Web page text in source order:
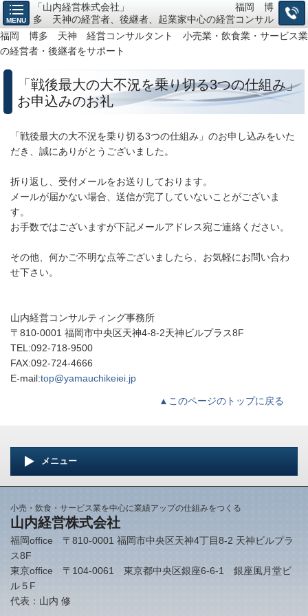
福岡 博多 天神 経営コンサルタント 小売業・飲食業・サービス業
の経営者・後継者をサポート
MENU
「山内経営株式会社」 福岡 博
多 天神の経営者、後継者、起業家中心の経営コンサル
タント、小売・飲食・サービス業の「経営戦略構築」か
ら「仕組作り」までお任せ下さい。
「戦後最大の大不況を乗り切る3つの仕組み」
お申込みのお礼
「戦後最大の大不況を乗り切る3つの仕組み」のお申し込みをいた
だき、誠にありがとうございました。
折り返し、受付メールをお送りしております。
メールが届かない場合、送信が完了していないことがございま
す。
お手数ではございますが下記メールアドレス宛ご連絡ください。
その他、何かご不明な点等ございましたら、お気軽にお問い合わ
せ下さい。
山内経営コンサルティング事務所
〒810-0001 福岡市中央区天神4-8-2天神ビルプラス8F
TEL:092-718-9500
FAX:092-724-4666
E-mail:top@yamauchikeiei.jp
▲このページのトップに戻る
メニュー
小売・飲食・サービス業を中心に業績アップの仕組みをつくる
山内経営株式会社
福岡office 〒810-0001 福岡市中央区天神4丁目8-2 天神ビルプラ
ス8F
東京office 〒104-0061 東京都中央区銀座6-6-1 銀座風月堂ビ
ル５F
代表：山内 修